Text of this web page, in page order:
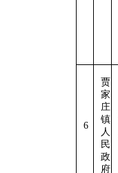
6
贾
家
庄
镇
人
民
政
府